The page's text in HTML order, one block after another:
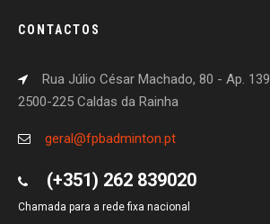
CONTACTOS
Rua Júlio César Machado, 80 - Ap. 139
2500-225 Caldas da Rainha
geral@fpbadminton.pt
(+351) 262 839020
Chamada para a rede fixa nacional